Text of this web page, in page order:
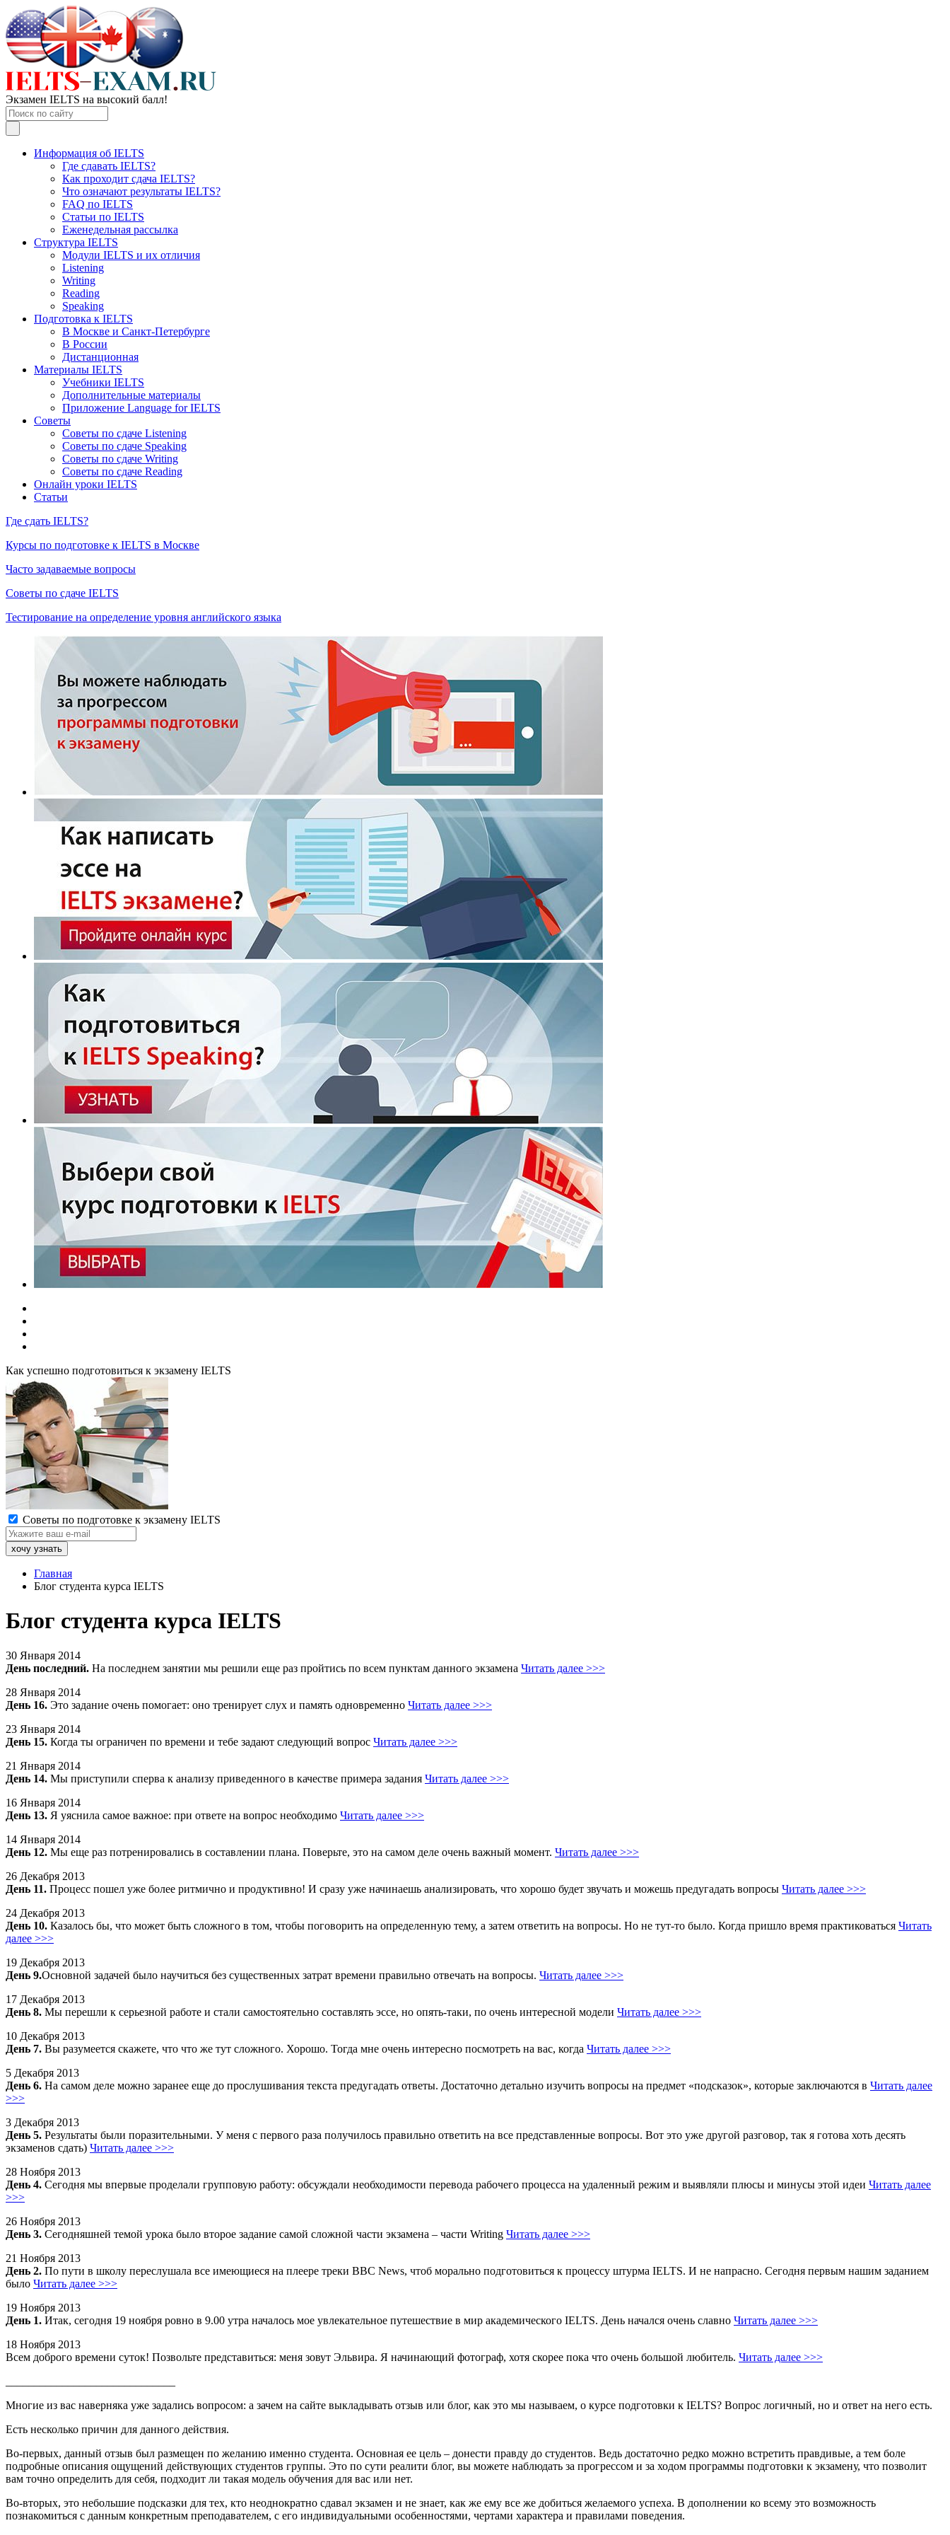
Экзамен IELTS на высокий балл!
Информация об IELTS
Где сдавать IELTS?
Как проходит сдача IELTS?
Что означают результаты IELTS?
FAQ по IELTS
Статьи по IELTS
Еженедельная рассылка
Структура IELTS
Модули IELTS и их отличия
Listening
Writing
Reading
Speaking
Подготовка к IELTS
В Москве и Санкт-Петербурге
В России
Дистанционная
Материалы IELTS
Учебники IELTS
Дополнительные материалы
Приложение Language for IELTS
Советы
Советы по сдаче Listening
Советы по сдаче Speaking
Советы по сдаче Writing
Советы по сдаче Reading
Онлайн уроки IELTS
Статьи
Где сдать IELTS?
Курсы по подготовке к IELTS в Москве
Часто задаваемые вопросы
Советы по сдаче IELTS
Тестирование на определение уровня английского языка
Как успешно подготовиться к экзамену IELTS
Советы по подготовке к экзамену IELTS
Главная
Блог студента курса IELTS
Блог студента курса IELTS
30 Января 2014
День последний. На последнем занятии мы решили еще раз пройтись по всем пунктам данного экзамена Читать далее >>>
28 Января 2014
День 16. Это задание очень помогает: оно тренирует слух и память одновременно Читать далее >>>
23 Января 2014
День 15. Когда ты ограничен по времени и тебе задают следующий вопрос Читать далее >>>
21 Января 2014
День 14. Мы приступили сперва к анализу приведенного в качестве примера задания Читать далее >>>
16 Января 2014
День 13. Я уяснила самое важное: при ответе на вопрос необходимо Читать далее >>>
14 Января 2014
День 12. Мы еще раз потренировались в составлении плана. Поверьте, это на самом деле очень важный момент. Читать далее >>>
26 Декабря 2013
День 11. Процесс пошел уже более ритмично и продуктивно! И сразу уже начинаешь анализировать, что хорошо будет звучать и можешь предугадать вопросы Читать далее >>>
24 Декабря 2013
День 10. Казалось бы, что может быть сложного в том, чтобы поговорить на определенную тему, а затем ответить на вопросы. Но не тут-то было. Когда пришло время практиковаться Читать
далее >>>
19 Декабря 2013
День 9.Основной задачей было научиться без существенных затрат времени правильно отвечать на вопросы. Читать далее >>>
17 Декабря 2013
День 8. Мы перешли к серьезной работе и стали самостоятельно составлять эссе, но опять-таки, по очень интересной модели Читать далее >>>
10 Декабря 2013
День 7. Вы разумеется скажете, что что же тут сложного. Хорошо. Тогда мне очень интересно посмотреть на вас, когда Читать далее >>>
5 Декабря 2013
День 6. На самом деле можно заранее еще до прослушивания текста предугадать ответы. Достаточно детально изучить вопросы на предмет «подсказок», которые заключаются в Читать далее
>>>
3 Декабря 2013
День 5. Результаты были поразительными. У меня с первого раза получилось правильно ответить на все представленные вопросы. Вот это уже другой разговор, так я готова хоть десять
экзаменов сдать) Читать далее >>>
28 Ноября 2013
День 4. Сегодня мы впервые проделали групповую работу: обсуждали необходимости перевода рабочего процесса на удаленный режим и выявляли плюсы и минусы этой идеи Читать далее
>>>
26 Ноября 2013
День 3. Сегодняшней темой урока было второе задание самой сложной части экзамена – части Writing Читать далее >>>
21 Ноября 2013
День 2. По пути в школу переслушала все имеющиеся на плеере треки BBC News, чтоб морально подготовиться к процессу штурма IELTS. И не напрасно. Сегодня первым нашим заданием
было Читать далее >>>
19 Ноября 2013
День 1. Итак, сегодня 19 ноября ровно в 9.00 утра началось мое увлекательное путешествие в мир академического IELTS. День начался очень славно Читать далее >>>
18 Ноября 2013
Всем доброго времени суток! Позвольте представиться: меня зовут Эльвира. Я начинающий фотограф, хотя скорее пока что очень большой любитель. Читать далее >>>
Многие из вас наверняка уже задались вопросом: а зачем на сайте выкладывать отзыв или блог, как это мы называем, о курсе подготовки к IELTS? Вопрос логичный, но и ответ на него есть.
Есть несколько причин для данного действия.
Во-первых, данный отзыв был размещен по желанию именно студента. Основная ее цель – донести правду до студентов. Ведь достаточно редко можно встретить правдивые, а тем боле
подробные описания ощущений действующих студентов группы. Это по сути реалити блог, вы можете наблюдать за прогрессом и за ходом программы подготовки к экзамену, что позволит
вам точно определить для себя, подходит ли такая модель обучения для вас или нет.
Во-вторых, это небольшие подсказки для тех, кто неоднократно сдавал экзамен и не знает, как же ему все же добиться желаемого успеха. В дополнении ко всему это возможность
познакомиться с данным конкретным преподавателем, с его индивидуальными особенностями, чертами характера и правилами поведения.